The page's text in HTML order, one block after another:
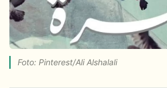
Foto: Pinterest/Ali Alshalali